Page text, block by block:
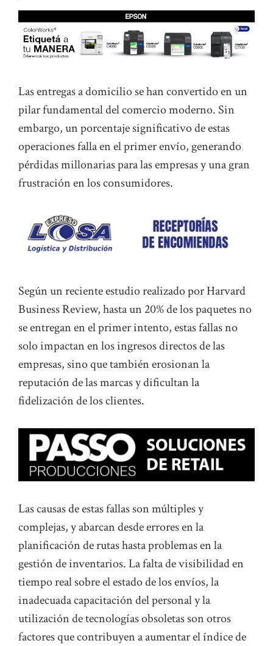
Las entregas a domicilio se han convertido en un
pilar fundamental del comercio moderno. Sin
embargo, un porcentaje significativo de estas
operaciones falla en el primer envío, generando
pérdidas millonarias para las empresas y una gran
frustración en los consumidores.
Según un reciente estudio realizado por Harvard
Business Review, hasta un 20% de los paquetes no
se entregan en el primer intento, estas fallas no
solo impactan en los ingresos directos de las
empresas, sino que también erosionan la
reputación de las marcas y dificultan la
fidelización de los clientes.
Las causas de estas fallas son múltiples y
complejas, y abarcan desde errores en la
planificación de rutas hasta problemas en la
gestión de inventarios. La falta de visibilidad en
tiempo real sobre el estado de los envíos, la
inadecuada capacitación del personal y la
utilización de tecnologías obsoletas son otros
factores que contribuyen a aumentar el índice de